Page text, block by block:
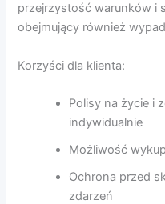
przejrzystość warunków i
obejmujący również
Korzyści dla klienta:
Polisy na życie i
indywidualnie
Możliwość
Ochrona przed
zdarzeń